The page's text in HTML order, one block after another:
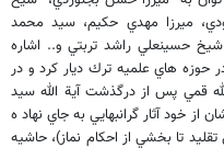
ميرزا مهدي حكيم، سيد محمد
حسينعلي راشد تربتي و.. اشاره
هاي علميه ترك ديار كرد و در
قمي پس از درگذشت آية الله سيد
خود آثار گرانبهايي به جاي نهاد ه
تا بخشي از احكام نماز)،‌ حاشيه